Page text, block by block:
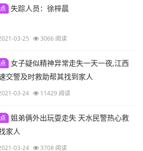
失踪人员：徐梓晨
03-25 3066 阅读
女子疑似精神异常走失一天一夜,江西
交警及时救助帮其找到家人
03-24 11429 阅读
姐弟俩外出玩耍走失 天水民警热心救
家人
03-24 3708 阅读